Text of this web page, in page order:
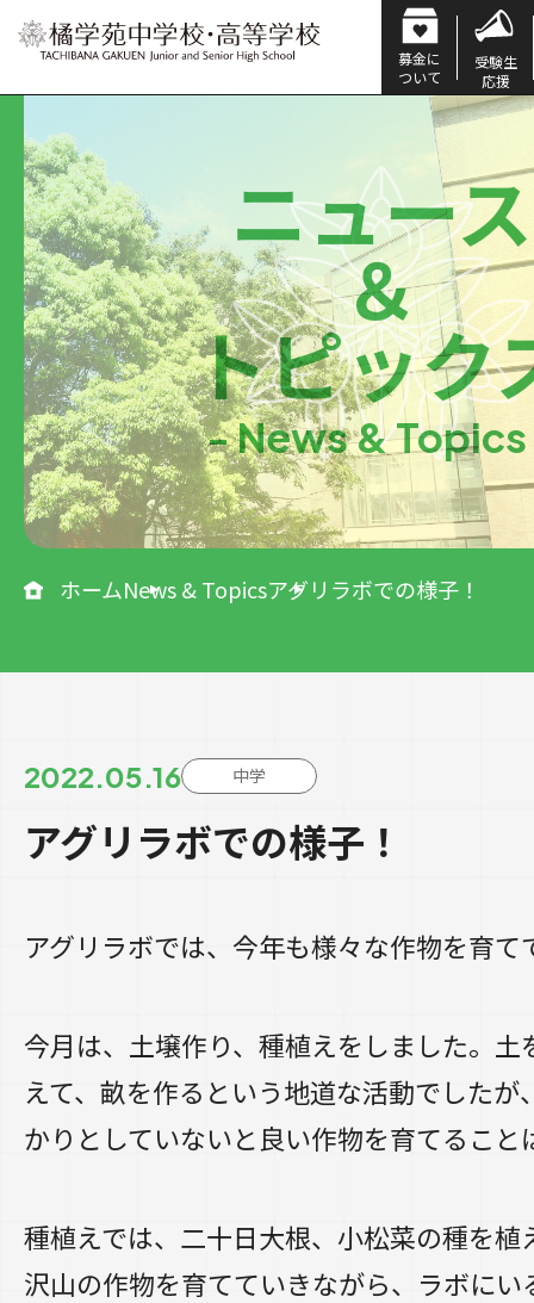
募金に
ついて
受験生
応援
ニュース
＆
トピック
- News &
ホームNews & Topicsアグリラボでの様子！
2022.05.16 中学
アグリラボでの様子！
アグリラボでは、今年も様々な作物を育て
今月は、土壌作り、種植えをしました。土
えて、畝を作るという地道な活動でしたが
かりとしていないと良い作物を育てること
種植えでは、二十日大根、小松菜の種を植
沢山の作物を育てていきながら、ラボに